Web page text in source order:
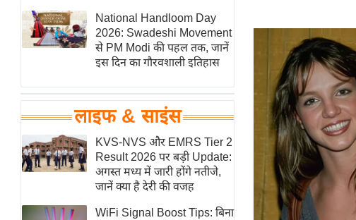
News
लाइफस्टाइल
टेक्नॉलॉजी
घरेलू नुस्खे
पर्यटन स्थल
फिटनेस मंत्रा
रिलेशनशिप
राजनीति
विश्लेषण
National Handloom Day
2026: Swadeshi Movement
से PM Modi की पहल तक, जानें
इस दिन का गौरवशाली इतिहास
लाइफ & साइंस
KVS-NVS और EMRS Tier 2
Result 2026 पर बड़ी Update:
अगस्त मध्य में जारी होंगे नतीजे,
जानें क्या है देरी की वजह
WiFi Signal Boost Tips: बिना